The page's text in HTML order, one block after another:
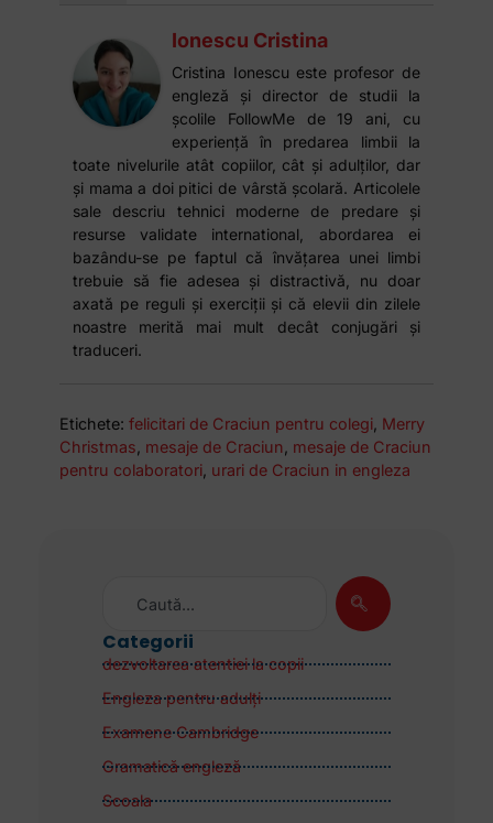
Ionescu Cristina
Cristina Ionescu este profesor de
engleză și director de studii la
școlile FollowMe de 19 ani, cu
experiență în predarea limbii la
toate nivelurile atât copiilor, cât și adulților, dar
și mama a doi pitici de vârstă școlară. Articolele
sale descriu tehnici moderne de predare și
resurse validate international, abordarea ei
bazându-se pe faptul că învățarea unei limbi
trebuie să fie adesea și distractivă, nu doar
axată pe reguli și exerciții și că elevii din zilele
noastre merită mai mult decât conjugări și
traduceri.
Etichete: felicitari de Craciun pentru colegi, Merry
Christmas, mesaje de Craciun, mesaje de Craciun
pentru colaboratori, urari de Craciun in engleza
Categorii
dezvoltarea atentiei la copii
Engleza pentru adulţi
Examene Cambridge
Gramatică engleză
Scoala